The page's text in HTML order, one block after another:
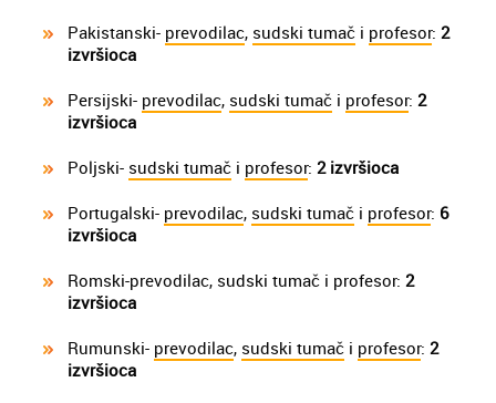
Pakistanski- prevodilac, sudski tumač i profesor: 2
izvršioca
Persijski- prevodilac, sudski tumač i profesor: 2
izvršioca
Poljski- sudski tumač i profesor: 2 izvršioca
Portugalski- prevodilac, sudski tumač i profesor: 6
izvršioca
Romski-prevodilac, sudski tumač i profesor: 2
izvršioca
Rumunski- prevodilac, sudski tumač i profesor: 2
izvršioca